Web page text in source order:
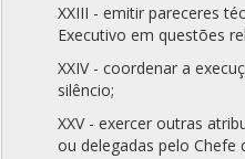
XXIII - emitir pareceres
Executivo em questões
XXIV - coordenar a
silêncio;
XXV - exercer outras
ou delegadas pelo Chefe